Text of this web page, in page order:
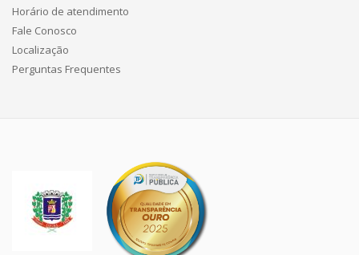
Horário de atendimento
Fale Conosco
Localização
Perguntas Frequentes